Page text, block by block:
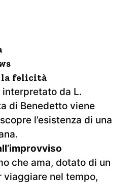
la felicità
da L.
di Benedetto viene
l’esistenza di una
che ama, dotato di un
viaggiare nel tempo,